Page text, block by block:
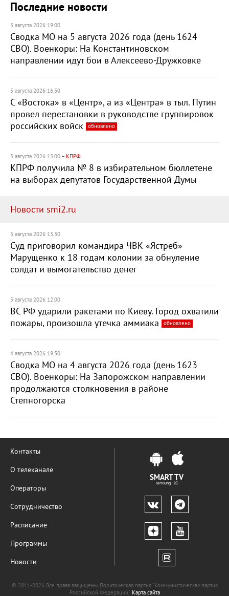
Последние новости
5 августа 2026 19:00
Сводка МО на 5 августа 2026 года (день 1624
СВО). Военкоры: На Константиновском
направлении идут бои в Алексеево-Дружковке
5 августа 2026 16:30
С «Востока» в «Центр», а из «Центра» в тыл. Путин
провел перестановки в руководстве группировок
российских войск
обновлено
5 августа 2026 15:00 – КПРФ
КПРФ получила № 8 в избирательном бюллетене
на выборах депутатов Государственной Думы
Новости smi2.ru
5 августа 2026 13:30
Суд приговорил командира ЧВК «Ястреб»
Марущенко к 18 годам колонии за обнуление
солдат и вымогательство денег
5 августа 2026 12:00
ВС РФ ударили ракетами по Киеву. Город охватили
пожары, произошла утечка аммиака
обновлено
4 августа 2026 19:30
Сводка МО на 4 августа 2026 года (день 1623
СВО). Военкоры: На Запорожском направлении
продолжаются столкновения в районе
Степногорска
Контакты
О телеканале
Операторы
Сотрудничество
Расписание
Программы
Новости
SMART TV
samsung LG
© 2011-2026 Все права защищены. Политическая партия "Коммунистическая партия
Российской Федерации". Карта сайта